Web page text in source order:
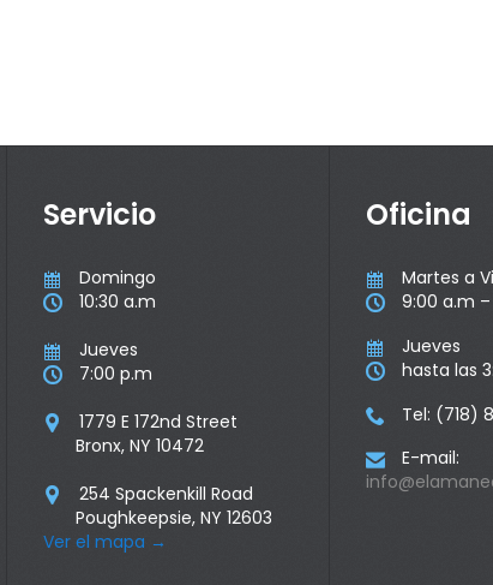
Servicio
 Domingo
 10:30 a.m
 Jueves
 7:00 p.m

1779 E 172nd Street
Bronx, NY 10472

254 Spackenkill Road
Poughkeepsie, NY 12603
Ver el mapa →
Oficina
 Martes a
 9:00 a.m
 Jueves
 hasta las
 Tel: (718)

E-mail: